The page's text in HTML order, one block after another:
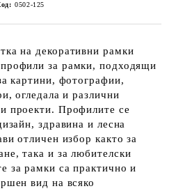
0502-125
на декоративни рамки
за рамки, подходящи
картини, фотографии,
огледала и различни
проекти. Профилите се
здравина и лесна
отличен избор както за
така и за любителски
за рамки са практично и
вид на всяко